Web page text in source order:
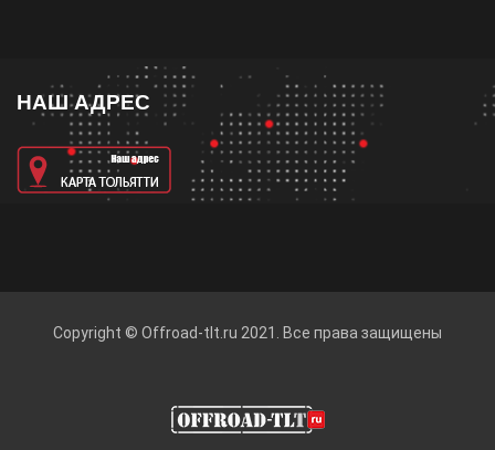
НАШ АДРЕС
Copyright © Offroad-tlt.ru 2021. Все права защищены